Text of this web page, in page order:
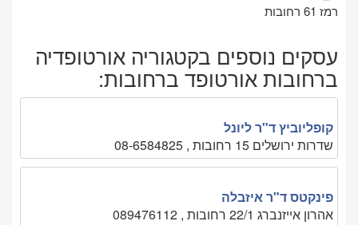
רמז 61 רחובות
עסקים נוספים בקטגוריה אורטופדיה
ברחובות אורטופד ברחובות:
קופליוביץ ד"ר ליונל
שדרות ירושלים 15 רחובות , 08-6584825
פינקטס ד"ר איזבלה
אהרון אייזנברג 22/1 רחובות , 089476112